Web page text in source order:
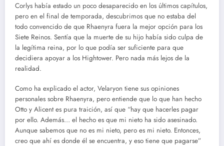
Corlys había estado un poco desaparecido en los últimos capítulos,
pero en el final de temporada, descubrimos que no estaba del
todo convencido de que Rhaenyra fuera la mejor opción para los
Siete Reinos. Sentía que la muerte de su hijo había sido culpa de
la legítima reina, por lo que podía ser suficiente para que
decidiera apoyar a los Hightower. Pero nada más lejos de la
realidad.
Como ha explicado el actor, Velaryon tiene sus opiniones
personales sobre Rhaenyra, pero entiende que lo que han hecho
Otto y Alicent es pura traición, así que “hay que hacerles pagar
por ello. Además… el hecho es que mi nieto ha sido asesinado.
Aunque sabemos que no es mi nieto, pero es mi nieto. Entonces,
creo que ahí es donde él se encuentra, y eso tiene que pagarse”